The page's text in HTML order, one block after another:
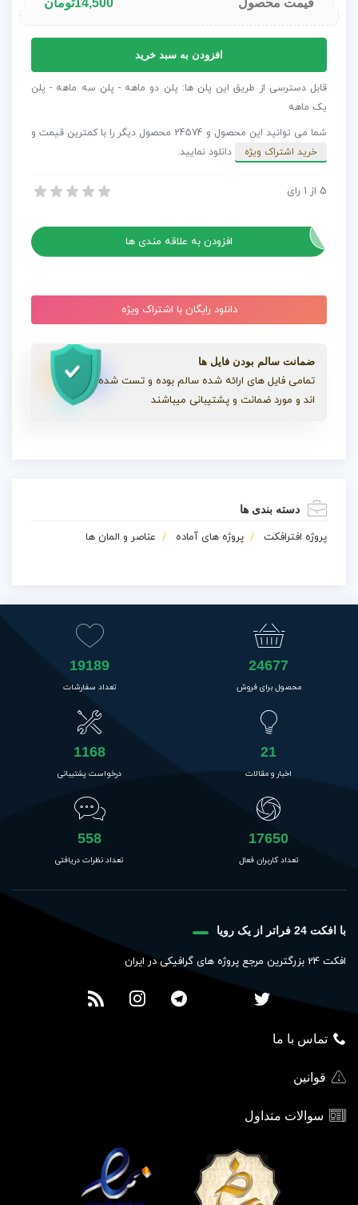
قیمت محصول 14,500تومان
نظافت
دفتر
مسطح
افزودن به سبد خرید
قابل دسترسی از طریق این پلن ها: پلن دو ماهه - پلن سه ماهه - پلن
یک ماهه
شما می توانید این محصول و 24574 محصول دیگر را با کمترین قیمت و
خرید اشتراک ویژه
دانلود نمایید.
پروژه افترافکت نظافت دفتر – مفهوم مسطح
5 از 1 رای
افزودن به علاقه مندی ها
دانلود رایگان با اشتراک ویژه
ضمانت سالم بودن فایل ها
تمامی فایل های ارائه شده سالم بوده و تست شده
اند و مورد ضمانت و پشتیبانی میباشند
دسته بندی ها
پروژه افترافکت پروژه های آماده عناصر و المان ها
24677
محصول برای فروش
19189
تعداد سفارشات
21
اخبار و مقالات
1168
درخواست پشتیبانی
17650
تعداد کاربران فعال
558
تعداد نظرات دریافتی
با افکت 24 فراتر از یک رویا
افکت 24 بزرگترین مرجع پروژه های گرافیکی در ایران
تماس با ما
قوانین
سوالات متداول